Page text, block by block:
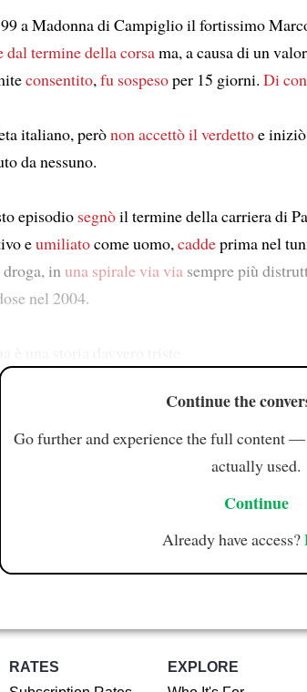
a Madonna di Campiglio il fortissimo
dal termine della corsama, a causa di un
consentito, fu sospesoper 15 giorni. Di
italiano, perònon accettò il verdettoe
da nessuno.
episodio segnòil termine della carriera di
eumiliatocome uomo, caddeprima nel
in una spirale via via sempre più
nel 2004.
Continue the
Go further and experience the full content
actually used.
Continue
Already have access?
RATES
EXPLORE